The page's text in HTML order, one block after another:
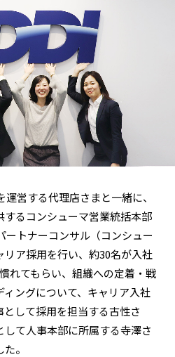
営する代理店さまと一緒に、
するコンシューマ営業統括本部
ートナーコンサル（コンシュー
ア採用を行い、約30名が入社
れてもらい、組織への定着・戦
ングについて、キャリア入社
して採用を担当する古性さ
て人事本部に所属する寺澤さ
。